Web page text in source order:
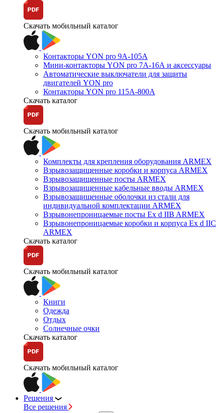
Скачать мобильный каталог
Контакторы YON pro 9А-105А
Мини-контакторы YON pro 7А-16А и аксессуары
Автоматические выключатели для защиты
двигателей YON pro
Контакторы YON pro 115А-800А
Скачать каталог
Скачать мобильный каталог
Комплекты для крепления оборудования ARMEX
Взрывозащищенные коробки и корпуса ARMEX
Взрывозащищенные посты ARMEX
Взрывозащищенные кабельные вводы ARMEX
Взрывозащищенные оболочки из стали для
индивидуальной комплектации ARMEX
Взрывонепроницаемые посты Ex d IIB ARMEX
Взрывонепроницаемые коробки и корпуса Ex d IIС
ARMEX
Скачать каталог
Скачать мобильный каталог
Книги
Одежда
Отдых
Солнечные очки
Скачать каталог
Скачать мобильный каталог
Решения
Все решения